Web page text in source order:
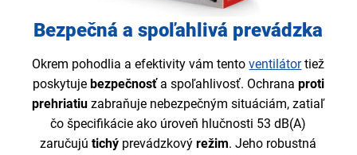
Bezpečná a spoľahlivá prevádzka
Okrem pohodlia a efektivity vám tentoventilátortiež
poskytuje bezpečnosťa spoľahlivosť. Ochrana proti
prehriatiu zabraňuje nebezpečným situáciám, zatiaľ
čo špecifikácie ako úroveň hlučnosti 53 dB(A)
zaručujútichý prevádzkovýrežim. Jeho robustná